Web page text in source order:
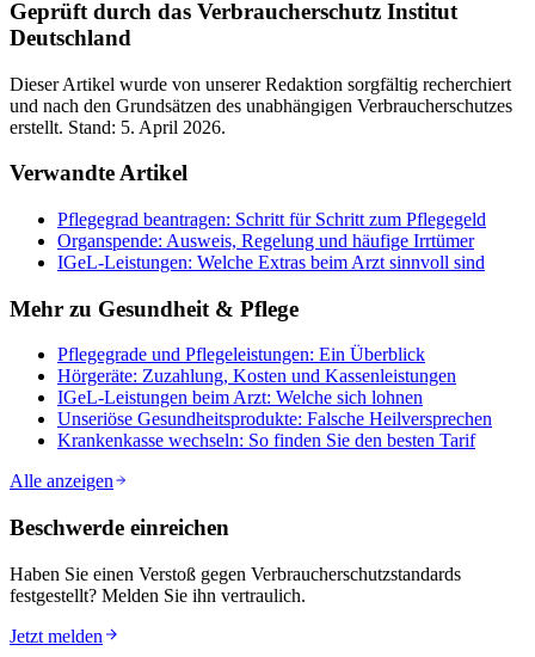
Geprüft durch das Verbraucherschutz Institut
Deutschland
Dieser Artikel wurde von unserer Redaktion sorgfältig recherchiert
und nach den Grundsätzen des unabhängigen Verbraucherschutzes
erstellt. Stand: 5. April 2026.
Verwandte Artikel
Pflegegrad beantragen: Schritt für Schritt zum Pflegegeld
Organspende: Ausweis, Regelung und häufige Irrtümer
IGeL-Leistungen: Welche Extras beim Arzt sinnvoll sind
Mehr zu Gesundheit & Pflege
Pflegegrade und Pflegeleistungen: Ein Überblick
Hörgeräte: Zuzahlung, Kosten und Kassenleistungen
IGeL-Leistungen beim Arzt: Welche sich lohnen
Unseriöse Gesundheitsprodukte: Falsche Heilversprechen
Krankenkasse wechseln: So finden Sie den besten Tarif
Alle anzeigen
Beschwerde einreichen
Haben Sie einen Verstoß gegen Verbraucherschutzstandards
festgestellt? Melden Sie ihn vertraulich.
Jetzt melden